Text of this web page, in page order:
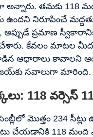
తమకు 118
ఉందని నిరూపించే
ప్రమాణ
చేశారు. కేవలం మాటల
ఆధారాలు కావాలని
సవాలుగా మారింది.
118 వర్సెస్
మొత్తం 234
చేయడానికి 118 మంది